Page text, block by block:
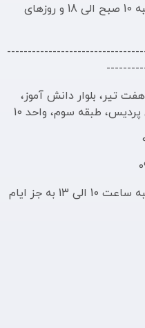
ساعت کاری: شنبه تا چهارشنبه 10 صبح الی 18 و روزهای
هفت تیر، بلوار دانش آموز،
طبقه سوم، واحد 10
ساعت کاری: شنبه تا چهارشنبه ساعت 10 الی 13 به جز ایام